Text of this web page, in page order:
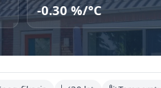
-0.30 %/°C